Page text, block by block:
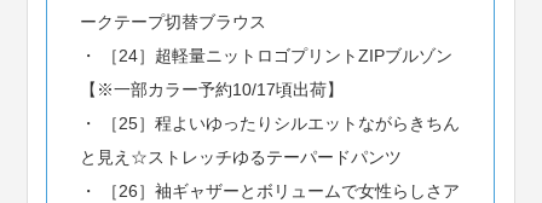
ークテープ切替ブラウス
［24］超軽量ニットロゴプリントZIPブルゾン
【※一部カラー予約10/17頃出荷】
［25］程よいゆったりシルエットながらきちん
と見え☆ストレッチゆるテーパードパンツ
［26］袖ギャザーとボリュームで女性らしさア